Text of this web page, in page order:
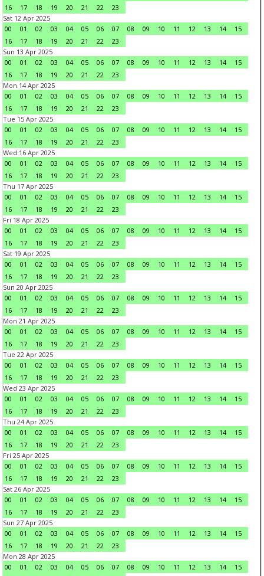
16
17 18 19 20 21 22
23
Sat 12 Apr 2025
00
01 02 03 04 05 06 07 08 09 10 11 12 13 14
15
16
17 18 19 20 21 22
23
Sun 13 Apr 2025
00
01 02 03 04 05 06 07 08 09 10 11 12 13 14
15
16
17 18 19 20 21 22
23
Mon 14 Apr 2025
00
01 02 03 04 05 06 07 08 09 10 11 12 13 14
15
16
17 18 19 20 21 22
23
Tue 15 Apr 2025
00
01 02 03 04 05 06 07 08 09 10 11 12 13 14
15
16
17 18 19 20 21 22
23
Wed 16 Apr 2025
00
01 02 03 04 05 06 07 08 09 10 11 12 13 14
15
16
17 18 19 20 21 22
23
Thu 17 Apr 2025
00
01 02 03 04 05 06 07 08 09 10 11 12 13 14
15
16
17 18 19 20 21 22
23
Fri 18 Apr 2025
00
01 02 03 04 05 06 07 08 09 10 11 12 13 14
15
16
17 18 19 20 21 22
23
Sat 19 Apr 2025
00
01 02 03 04 05 06 07 08 09 10 11 12 13 14
15
16
17 18 19 20 21 22
23
Sun 20 Apr 2025
00
01 02 03 04 05 06 07 08 09 10 11 12 13 14
15
16
17 18 19 20 21 22
23
Mon 21 Apr 2025
00
01 02 03 04 05 06 07 08 09 10 11 12 13 14
15
16
17 18 19 20 21 22
23
Tue 22 Apr 2025
00
01 02 03 04 05 06 07 08 09 10 11 12 13 14
15
16
17 18 19 20 21 22
23
Wed 23 Apr 2025
00
01 02 03 04 05 06 07 08 09 10 11 12 13 14
15
16
17 18 19 20 21 22
23
Thu 24 Apr 2025
00
01 02 03 04 05 06 07 08 09 10 11 12 13 14
15
16
17 18 19 20 21 22
23
Fri 25 Apr 2025
00
01 02 03 04 05 06 07 08 09 10 11 12 13 14
15
16
17 18 19 20 21 22
23
Sat 26 Apr 2025
00
01 02 03 04 05 06 07 08 09 10 11 12 13 14
15
16
17 18 19 20 21 22
23
Sun 27 Apr 2025
00
01 02 03 04 05 06 07 08 09 10 11 12 13 14
15
16
17 18 19 20 21 22
23
Mon 28 Apr 2025
00
01 02 03 04 05 06 07 08 09 10 11 12 13 14
15